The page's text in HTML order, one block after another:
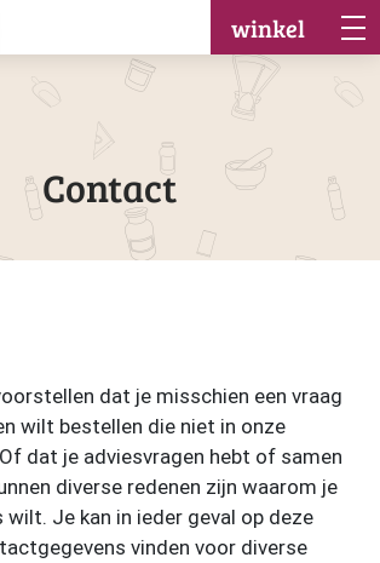
winkel
Contact
dat je misschien een vraag
wilt bestellen die niet in onze
dat je adviesvragen hebt of samen
diverse redenen zijn waarom je
Je kan in ieder geval op deze
vinden voor diverse